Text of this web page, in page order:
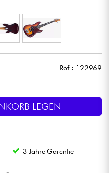
Ref : 122969
LEGEN
3 Jahre Garantie